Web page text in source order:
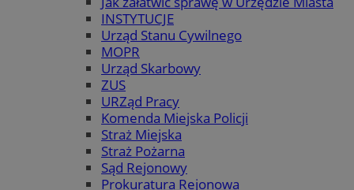
INSTYTUCJE
Urząd Stanu Cywilnego
MOPR
Urząd Skarbowy
ZUS
URZąd Pracy
Komenda Miejska Policji
Straż Miejska
Straż Pożarna
Sąd Rejonowy
Prokuratura Rejonowa